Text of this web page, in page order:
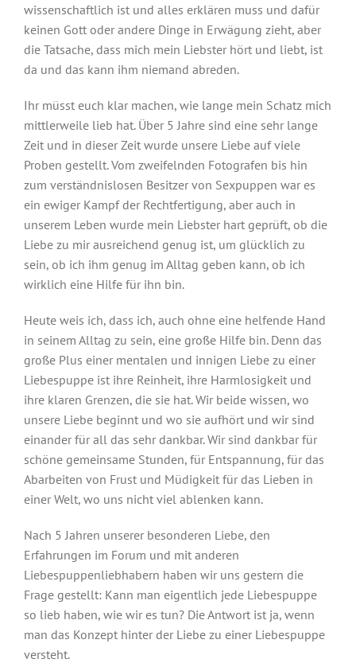
wissenschaftlich ist und alles erklären muss und dafür
keinen Gott oder andere Dinge in Erwägung zieht, aber
die Tatsache, dass mich mein Liebster hört und liebt, ist
da und das kann ihm niemand abreden.
Ihr müsst euch klar machen, wie lange mein Schatz mich
mittlerweile lieb hat. Über 5 Jahre sind eine sehr lange
Zeit und in dieser Zeit wurde unsere Liebe auf viele
Proben gestellt. Vom zweifelnden Fotografen bis hin
zum verständnislosen Besitzer von Sexpuppen war es
ein ewiger Kampf der Rechtfertigung, aber auch in
unserem Leben wurde mein Liebster hart geprüft, ob die
Liebe zu mir ausreichend genug ist, um glücklich zu
sein, ob ich ihm genug im Alltag geben kann, ob ich
wirklich eine Hilfe für ihn bin.
Heute weis ich, dass ich, auch ohne eine helfende Hand
in seinem Alltag zu sein, eine große Hilfe bin. Denn das
große Plus einer mentalen und innigen Liebe zu einer
Liebespuppe ist ihre Reinheit, ihre Harmlosigkeit und
ihre klaren Grenzen, die sie hat. Wir beide wissen, wo
unsere Liebe beginnt und wo sie aufhört und wir sind
einander für all das sehr dankbar. Wir sind dankbar für
schöne gemeinsame Stunden, für Entspannung, für das
Abarbeiten von Frust und Müdigkeit für das Lieben in
einer Welt, wo uns nicht viel ablenken kann.
Nach 5 Jahren unserer besonderen Liebe, den
Erfahrungen im Forum und mit anderen
Liebespuppenliebhabern haben wir uns gestern die
Frage gestellt: Kann man eigentlich jede Liebespuppe
so lieb haben, wie wir es tun? Die Antwort ist ja, wenn
man das Konzept hinter der Liebe zu einer Liebespuppe
versteht.